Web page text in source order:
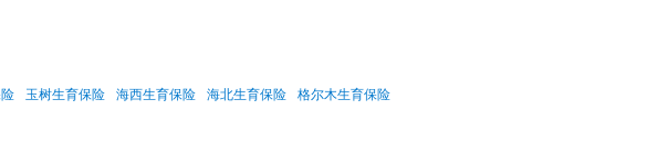
玉树生育保险 海西生育保险 海北生育保险 格尔木生育保险